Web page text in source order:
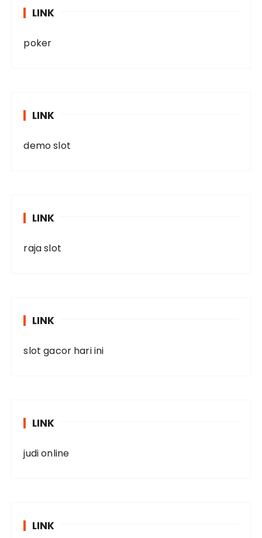
LINK
poker
LINK
demo slot
LINK
raja slot
LINK
slot gacor hari ini
LINK
judi online
LINK